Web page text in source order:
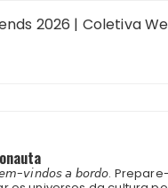
2026 | Coletiva
𝘷𝘪𝘯𝘥𝘰𝘴 𝘢 𝘣𝘰𝘳𝘥𝘰.